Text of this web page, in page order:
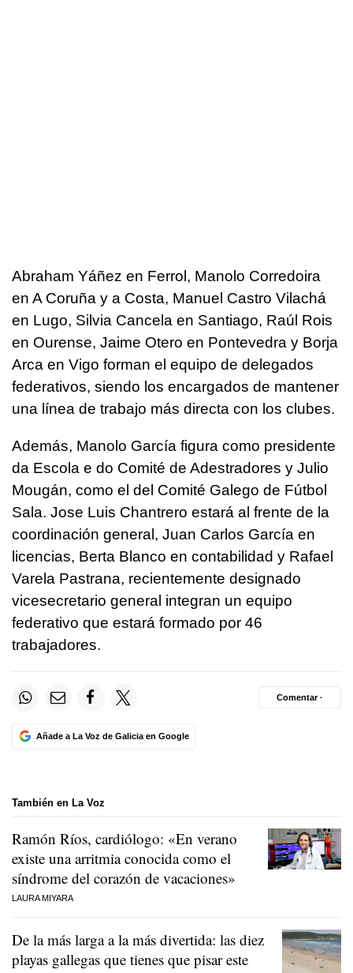
Abraham Yáñez en Ferrol, Manolo Corredoira
en A Coruña y a Costa, Manuel Castro Vilachá
en Lugo, Silvia Cancela en Santiago, Raúl Rois
en Ourense, Jaime Otero en Pontevedra y Borja
Arca en Vigo forman el equipo de delegados
federativos, siendo los encargados de mantener
una línea de trabajo más directa con los clubes.
Además, Manolo García figura como presidente
da Escola e do Comité de Adestradores y Julio
Mougán, como el del Comité Galego de Fútbol
Sala. Jose Luis Chantrero estará al frente de la
coordinación general, Juan Carlos García en
licencias, Berta Blanco en contabilidad y Rafael
Varela Pastrana, recientemente designado
vicesecretario general integran un equipo
federativo que estará formado por 46
trabajadores.
Añade a La Voz de Galicia en Google
Comentar ·
También en La Voz
Ramón Ríos, cardiólogo: «En verano
existe una arritmia conocida como el
síndrome del corazón de vacaciones»
LAURA MIYARA
De la más larga a la más divertida: las diez
playas gallegas que tienes que pisar este